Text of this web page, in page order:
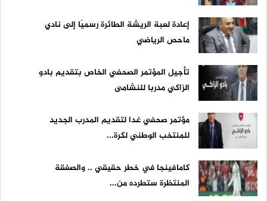
إعادة لعبة الريشة الطائرة رسميًا إلى نادي
ماحص الرياضي
تأجيل المؤتمر الصحفي الخاص بتقديم بادو
الزاكي مدربا للنشامى
مؤتمر صحفي غدا لتقديم المدرب الجديد
للمنتخب الوطني لكرة...
كامافينجا في خطر حقيقي .. والصفقة
المنتظرة ستطرده من...